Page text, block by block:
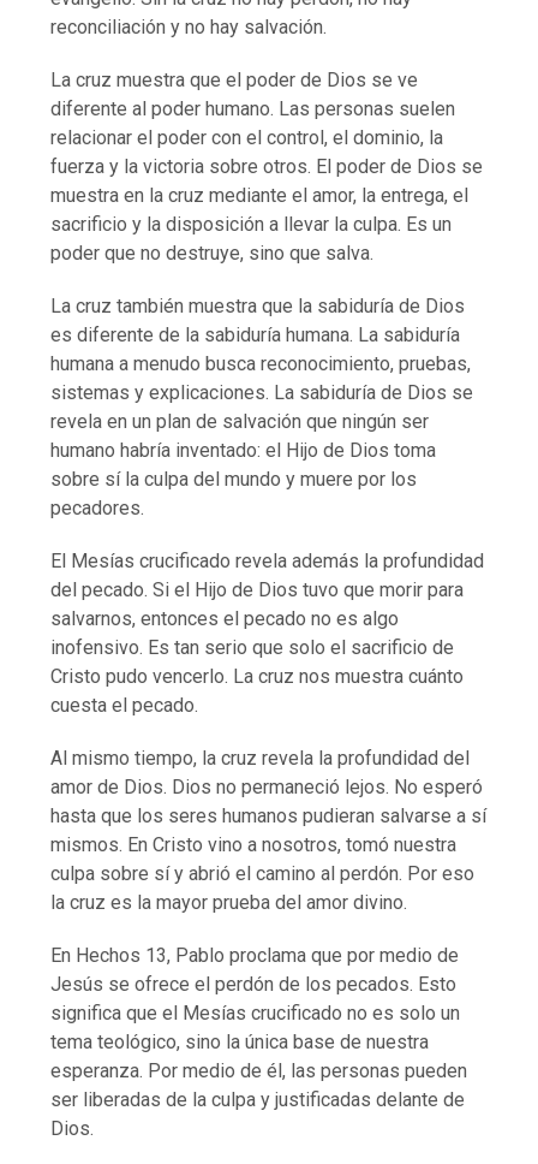
reconciliación y no hay salvación.
La cruz muestra que el poder de Dios se ve
diferente al poder humano. Las personas suelen
relacionar el poder con el control, el dominio, la
fuerza y la victoria sobre otros. El poder de Dios se
muestra en la cruz mediante el amor, la entrega, el
sacrificio y la disposición a llevar la culpa. Es un
poder que no destruye, sino que salva.
La cruz también muestra que la sabiduría de Dios
es diferente de la sabiduría humana. La sabiduría
humana a menudo busca reconocimiento, pruebas,
sistemas y explicaciones. La sabiduría de Dios se
revela en un plan de salvación que ningún ser
humano habría inventado: el Hijo de Dios toma
sobre sí la culpa del mundo y muere por los
pecadores.
El Mesías crucificado revela además la profundidad
del pecado. Si el Hijo de Dios tuvo que morir para
salvarnos, entonces el pecado no es algo
inofensivo. Es tan serio que solo el sacrificio de
Cristo pudo vencerlo. La cruz nos muestra cuánto
cuesta el pecado.
Al mismo tiempo, la cruz revela la profundidad del
amor de Dios. Dios no permaneció lejos. No esperó
hasta que los seres humanos pudieran salvarse a sí
mismos. En Cristo vino a nosotros, tomó nuestra
culpa sobre sí y abrió el camino al perdón. Por eso
la cruz es la mayor prueba del amor divino.
En Hechos 13, Pablo proclama que por medio de
Jesús se ofrece el perdón de los pecados. Esto
significa que el Mesías crucificado no es solo un
tema teológico, sino la única base de nuestra
esperanza. Por medio de él, las personas pueden
ser liberadas de la culpa y justificadas delante de
Dios.